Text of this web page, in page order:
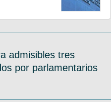
admisibles tres
por parlamentarios